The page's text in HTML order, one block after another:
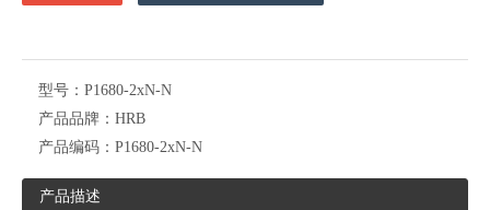
型号： P1680-2xN-N
产品品牌： HRB
产品编码： P1680-2xN-N
产品描述